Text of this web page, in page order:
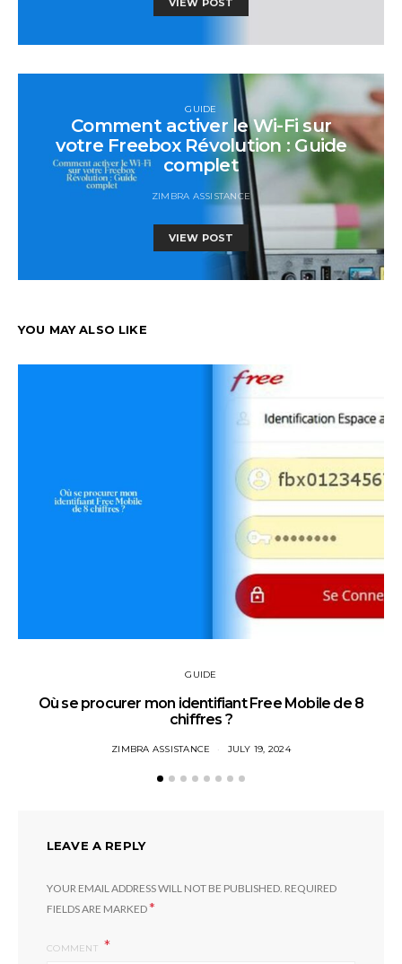
VIEW POST
GUIDE
Comment activer le Wi-Fi sur
votre Freebox Révolution : Guide
complet
ZIMBRA ASSISTANCE
VIEW POST
YOU MAY ALSO LIKE
GUIDE
Où se procurer mon identifiant Free Mobile de 8
chiffres ?
ZIMBRA ASSISTANCE JULY 19, 2024
LEAVE A REPLY
YOUR EMAIL ADDRESS WILL NOT BE PUBLISHED. REQUIRED
FIELDS ARE MARKED*
COMMENT